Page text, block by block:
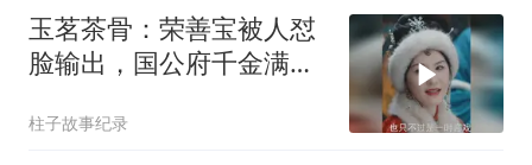
玉茗茶骨：荣善宝被人怼
脸输出，国公府千金满嘴
柱子故事纪录